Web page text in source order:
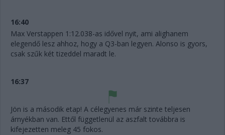
16:40
Max Verstappen 1:12.038-as idővel nyit, ami alighanem
elegendő lesz ahhoz, hogy a Q3-ban legyen. Alonso is gyors,
csak szűk két tizeddel maradt le.
16:37
Jön is a második etap! A célegyenes már szinte teljesen
árnyékban van. Ettől függetlenül az aszfalt továbbra is
kifejezetten meleg 45 fokos.